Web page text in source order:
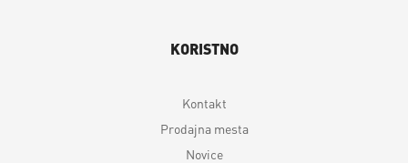
KORISTNO
Kontakt
Prodajna mesta
Novice